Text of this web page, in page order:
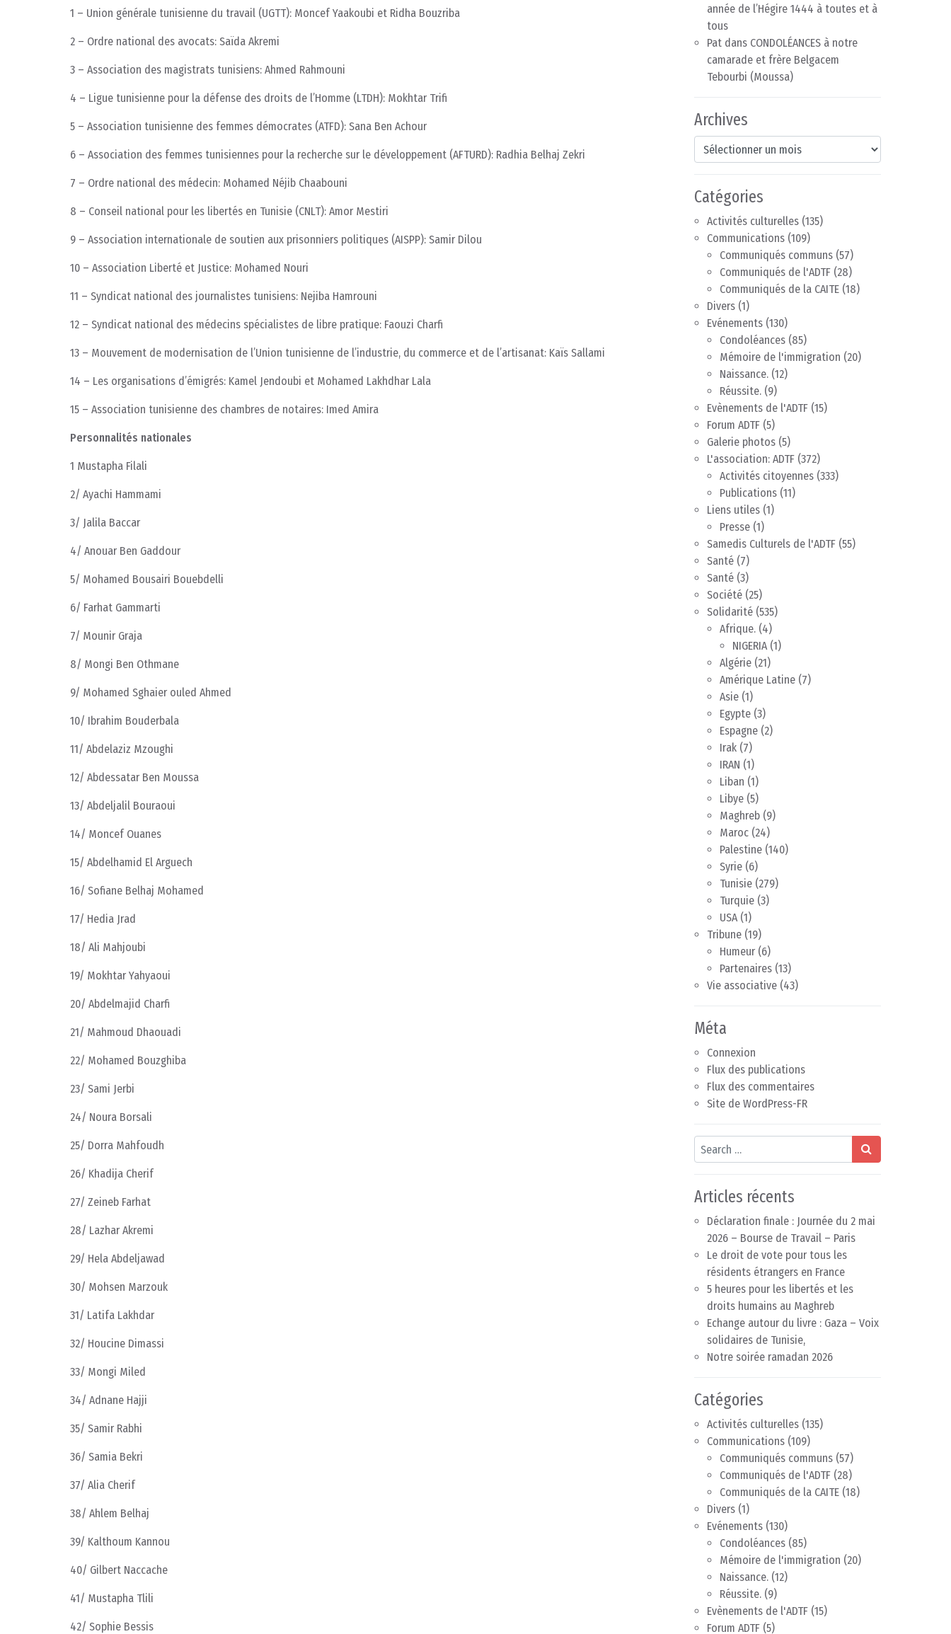
1 – Union générale tunisienne du travail (UGTT): Moncef Yaakoubi et Ridha Bouzriba
2 – Ordre national des avocats: Saïda Akremi
3 – Association des magistrats tunisiens: Ahmed Rahmouni
4 – Ligue tunisienne pour la défense des droits de l’Homme (LTDH): Mokhtar Trifi
5 – Association tunisienne des femmes démocrates (ATFD): Sana Ben Achour
6 – Association des femmes tunisiennes pour la recherche sur le développement (AFTURD): Radhia Belhaj Zekri
7 – Ordre national des médecin: Mohamed Néjib Chaabouni
8 – Conseil national pour les libertés en Tunisie (CNLT): Amor Mestiri
9 – Association internationale de soutien aux prisonniers politiques (AISPP): Samir Dilou
10 – Association Liberté et Justice: Mohamed Nouri
11 – Syndicat national des journalistes tunisiens: Nejiba Hamrouni
12 – Syndicat national des médecins spécialistes de libre pratique: Faouzi Charfi
13 – Mouvement de modernisation de l’Union tunisienne de l’industrie, du commerce et de l’artisanat: Kaïs Sallami
14 – Les organisations d’émigrés: Kamel Jendoubi et Mohamed Lakhdhar Lala
15 – Association tunisienne des chambres de notaires: Imed Amira
Personnalités nationales
1 Mustapha Filali
2/ Ayachi Hammami
3/ Jalila Baccar
4/ Anouar Ben Gaddour
5/ Mohamed Bousairi Bouebdelli
6/ Farhat Gammarti
7/ Mounir Graja
8/ Mongi Ben Othmane
9/ Mohamed Sghaier ouled Ahmed
10/ Ibrahim Bouderbala
11/ Abdelaziz Mzoughi
12/ Abdessatar Ben Moussa
13/ Abdeljalil Bouraoui
14/ Moncef Ouanes
15/ Abdelhamid El Arguech
16/ Sofiane Belhaj Mohamed
17/ Hedia Jrad
18/ Ali Mahjoubi
19/ Mokhtar Yahyaoui
20/ Abdelmajid Charfi
21/ Mahmoud Dhaouadi
22/ Mohamed Bouzghiba
23/ Sami Jerbi
24/ Noura Borsali
25/ Dorra Mahfoudh
26/ Khadija Cherif
27/ Zeineb Farhat
28/ Lazhar Akremi
29/ Hela Abdeljawad
30/ Mohsen Marzouk
31/ Latifa Lakhdar
32/ Houcine Dimassi
33/ Mongi Miled
34/ Adnane Hajji
35/ Samir Rabhi
36/ Samia Bekri
37/ Alia Cherif
38/ Ahlem Belhaj
39/ Kalthoum Kannou
40/ Gilbert Naccache
41/ Mustapha Tlili
42/ Sophie Bessis
année de l’Hégire 1444 à toutes et à
tous
Pat dans CONDOLÉANCES à notre
camarade et frère Belgacem
Tebourbi (Moussa)
Archives
Archives
Catégories
Activités culturelles (135)
Communications (109)
Communiqués communs (57)
Communiqués de l'ADTF (28)
Communiqués de la CAITE (18)
Divers (1)
Evénements (130)
Condoléances (85)
Mémoire de l'immigration (20)
Naissance. (12)
Réussite. (9)
Evènements de l'ADTF (15)
Forum ADTF (5)
Galerie photos (5)
L'association: ADTF (372)
Activités citoyennes (333)
Publications (11)
Liens utiles (1)
Presse (1)
Samedis Culturels de l'ADTF (55)
Santé (7)
Santé (3)
Société (25)
Solidarité (535)
Afrique. (4)
NIGERIA(1)
Algérie (21)
Amérique Latine (7)
Asie (1)
Egypte (3)
Espagne (2)
Irak (7)
IRAN (1)
Liban (1)
Libye (5)
Maghreb (9)
Maroc (24)
Palestine (140)
Syrie (6)
Tunisie (279)
Turquie (3)
USA(1)
Tribune (19)
Humeur (6)
Partenaires (13)
Vie associative (43)
Méta
Connexion
Flux des publications
Flux des commentaires
Site de WordPress-FR
Search
Articles récents
Déclaration finale : Journée du 2 mai
2026 – Bourse de Travail – Paris
Le droit de vote pour tous les
résidents étrangers en France
5 heures pour les libertés et les
droits humains au Maghreb
Echange autour du livre : Gaza – Voix
solidaires de Tunisie,
Notre soirée ramadan 2026
Catégories
Activités culturelles (135)
Communications (109)
Communiqués communs (57)
Communiqués de l'ADTF (28)
Communiqués de la CAITE (18)
Divers (1)
Evénements (130)
Condoléances (85)
Mémoire de l'immigration (20)
Naissance. (12)
Réussite. (9)
Evènements de l'ADTF (15)
Forum ADTF (5)